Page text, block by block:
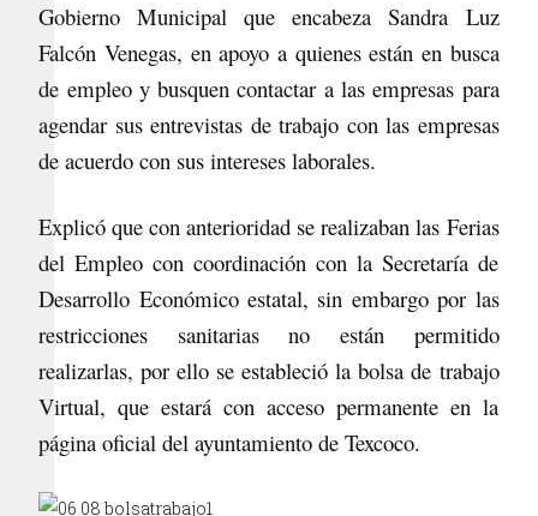
Gobierno Municipal que encabeza Sandra Luz
Falcón Venegas, en apoyo a quienes están en busca
de empleo y busquen contactar a las empresas para
agendar sus entrevistas de trabajo con las empresas
de acuerdo con sus intereses laborales.
Explicó que con anterioridad se realizaban las Ferias
del Empleo con coordinación con la Secretaría de
Desarrollo Económico estatal, sin embargo por las
restricciones sanitarias no están permitido
realizarlas, por ello se estableció la bolsa de trabajo
Virtual, que estará con acceso permanente en la
página oficial del ayuntamiento de Texcoco.